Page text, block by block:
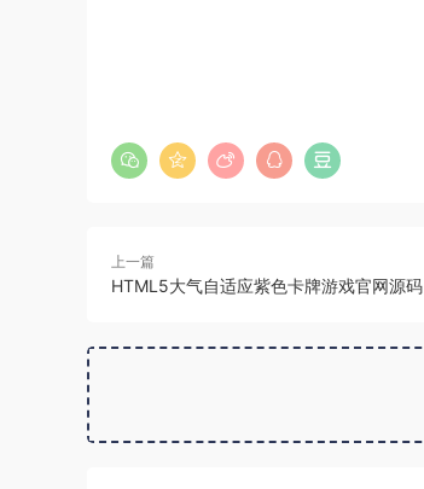
上一篇
HTML5大气自适应紫色卡牌游戏官网源码